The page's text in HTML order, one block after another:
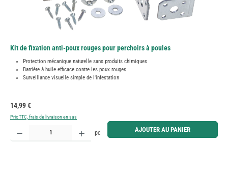
Kit de fixation anti-poux rouges pour perchoirs à poules
Protection mécanique naturelle sans produits chimiques
Barrière à huile efficace contre les poux rouges
Surveillance visuelle simple de l'infestation
Prix régulier :
14,99 €
Prix TTC, frais de livraison en sus
Quantité de produit : Entrez la quantité souhaitée ou utilisez les boutons pour augmenter ou
pc AJOUTER AU PANIER